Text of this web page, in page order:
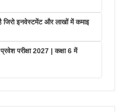
इनवेस्टमेंट और लाखों में कमाइ
परीक्षा 2027 | कक्षा 6 में